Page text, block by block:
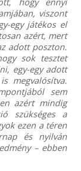
viszont
egy játékos el
azért, mert
adott poszton.
sok tesztet
egy-egy adott
megvalósítva.
sem
azért mindig
szükséges a
ezen a téren
és nyilván
– ebben